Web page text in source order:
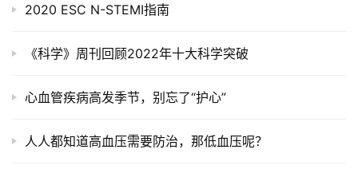
2020 ESC N-STEMI指南
《科学》周刊回顾2022年十大科学突破
心血管疾病高发季节，别忘了“护心”
人人都知道高血压需要防治，那低血压呢？